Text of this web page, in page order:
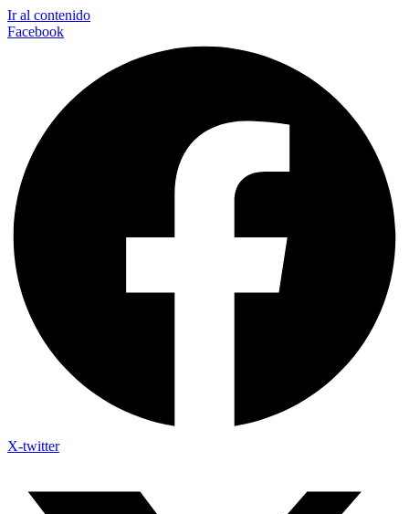
Ir al contenido
Facebook
X-twitter